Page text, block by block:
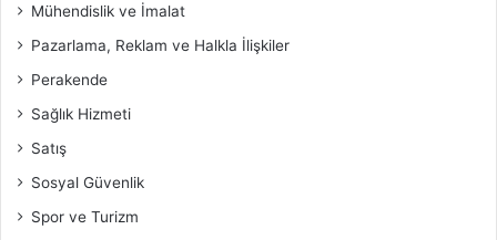
Mühendislik ve İmalat
Pazarlama, Reklam ve Halkla İlişkiler
Perakende
Sağlık Hizmeti
Satış
Sosyal Güvenlik
Spor ve Turizm